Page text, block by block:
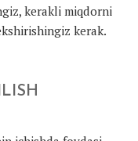
kerakli miqdorni
kerak.